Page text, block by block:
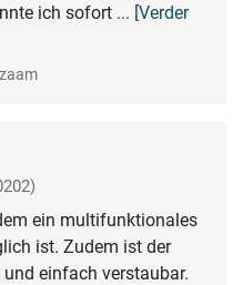
ich sofort ... [Verder
ein multifunktionales
ist. Zudem ist der
einfach verstaubar.